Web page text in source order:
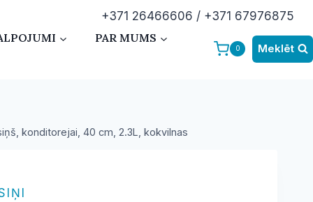
+371 26466606 / +371 67976875
PAR MUMS
0 Meklēt
konditorejai, 40 cm, 2.3L, kokvilnas